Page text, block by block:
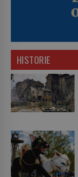
HISTORIE